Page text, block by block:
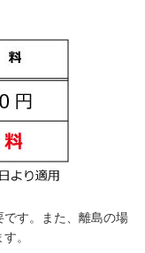
す。
また、離島の場
。